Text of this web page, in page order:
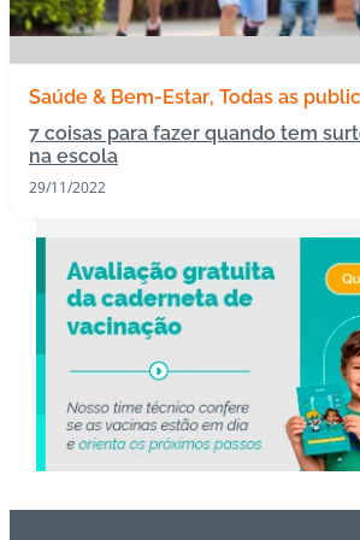
s
m
u
n
o
ó
gi
c
o
Pl
n
Saúde & Bem-Estar Todas as
7 coisas para fazer quando tem
na escola
29/11/2022